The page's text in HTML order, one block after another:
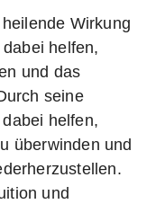
Wirkung
helfen,
und das
seine
helfen,
überwinden und
und